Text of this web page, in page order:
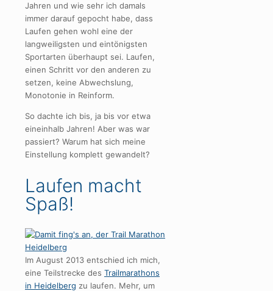
Jahren und wie sehr ich damals
immer darauf gepocht habe, dass
Laufen gehen wohl eine der
langweiligsten und eintönigsten
Sportarten überhaupt sei. Laufen,
einen Schritt vor den anderen zu
setzen, keine Abwechslung,
Monotonie in Reinform.
So dachte ich bis, ja bis vor etwa
eineinhalb Jahren! Aber was war
passiert? Warum hat sich meine
Einstellung komplett gewandelt?
Laufen macht
Spaß!
Im August 2013 entschied ich mich,
eine Teilstrecke des Trailmarathons
in Heidelberg zu laufen. Mehr, um